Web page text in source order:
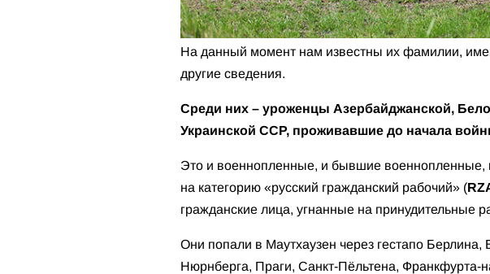
На данный момент нам известны их фамилии,
другие сведения.
Среди них – уроженцы Азербайджанской,
Украинской ССР, проживавшие до начала
Это и военнопленные, и бывшие военнопленные,
на категорию «русский гражданский рабочий» (
гражданские лица, угнанные на принудительные
Они попали в Маутхаузен через гестапо
Нюрнберга, Праги, Санкт-Пёльтена, Франкфурта-